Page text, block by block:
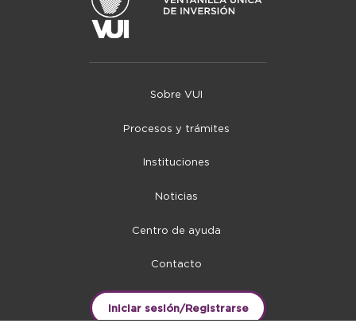
Sobre VUI
Procesos y trámites
Instituciones
Noticias
Centro de ayuda
Contacto
Iniciar sesión/Registrarse